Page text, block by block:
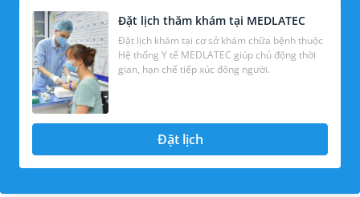
Đặt lịch thăm khám tại MEDLATEC
Đặt lịch khám tại cơ sở khám chữa bệnh thuộc
Hệ thống Y tế MEDLATEC giúp chủ động thời
gian, hạn chế tiếp xúc đông người.
Đặt lịch